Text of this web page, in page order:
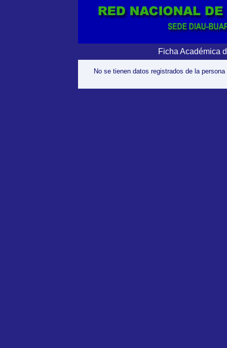
Ficha Académica
No se tienen datos registrados de la persona